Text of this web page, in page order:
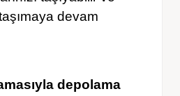
devam
depolama